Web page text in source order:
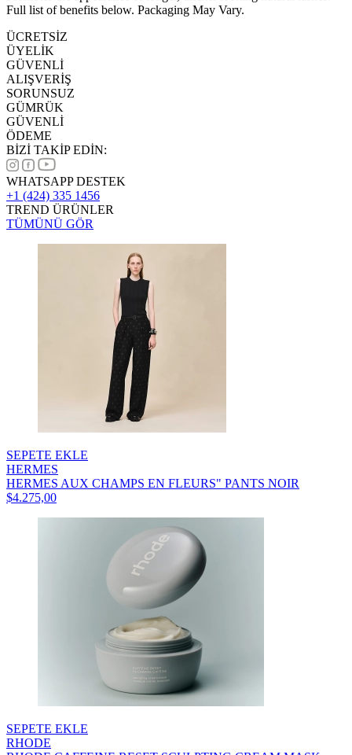
Full list of benefits below. Packaging May Vary.
ÜCRETSİZ
ÜYELİK
GÜVENLİ
ALIŞVERİŞ
SORUNSUZ
GÜMRÜK
GÜVENLİ
ÖDEME
BİZİ TAKİP EDİN:
WHATSAPP DESTEK
+1 (424) 335 1456
TREND ÜRÜNLER
TÜMÜNÜ GÖR
SEPETE EKLE
HERMES
HERMES AUX CHAMPS EN FLEURS" PANTS NOIR
$4.275,00
SEPETE EKLE
RHODE